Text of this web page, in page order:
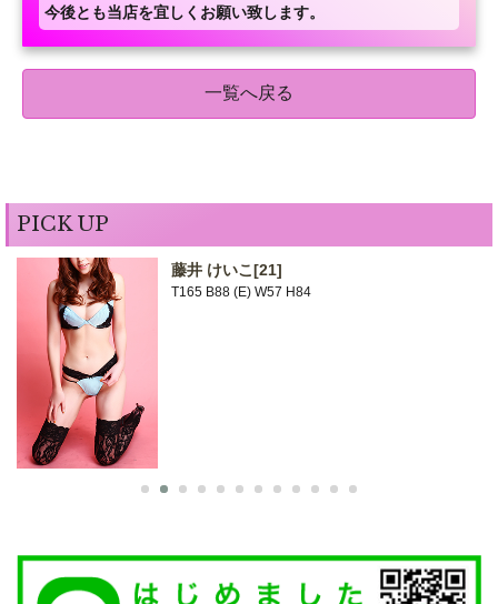
今後とも当店を宜しくお願い致します。
一覧へ戻る
PICK UP
藤井 けいこ[21]
T165 B88 (E) W57 H84